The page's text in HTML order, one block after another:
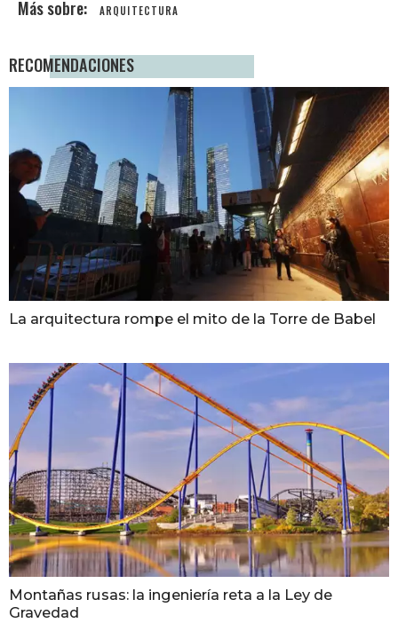
ARQUITECTURA
RECOMENDACIONES
La arquitectura rompe el mito de la Torre de Babel
Montañas rusas: la ingeniería reta a la Ley de
Gravedad